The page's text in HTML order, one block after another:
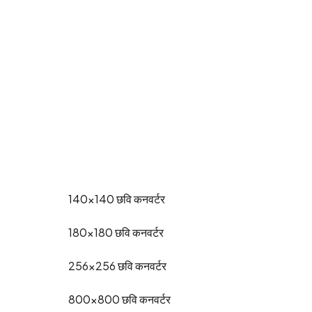
140x140छवि कनवर्टर
180x180छवि कनवर्टर
256x256छवि कनवर्टर
800x800छवि कनवर्टर